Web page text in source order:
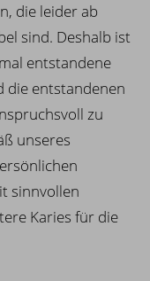
die leider ab
sind. Deshalb ist
entstandene
die entstandenen
zu
unseres
sinnvollen
Karies für die